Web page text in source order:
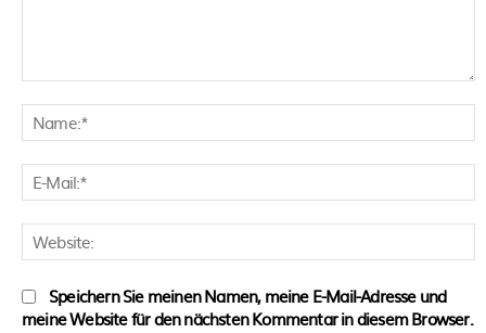
Speichern Sie meinen Namen, meine E-Mail-Adresse und
meine Website für den nächsten Kommentar in diesem Browser.